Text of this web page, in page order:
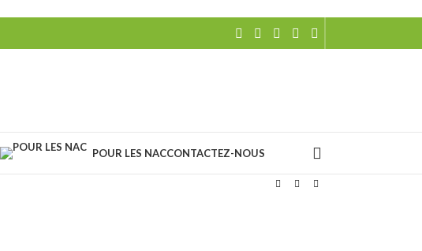
POUR LES NACCONTACTEZ-NOUS